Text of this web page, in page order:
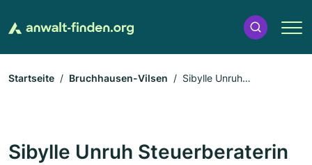
Startseite Bruchhausen-Vilsen
Sibylle Unruh
Sibylle Unruh Steuerberaterin